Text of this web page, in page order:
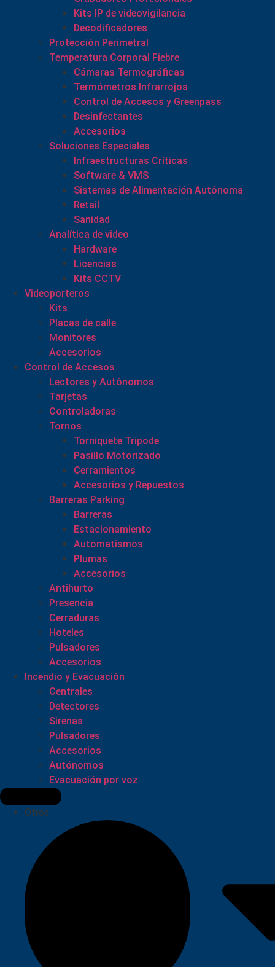
Kits IP de videovigilancia
Decodificadores
Protección Perimetral
Temperatura Corporal Fiebre
Cámaras Termográficas
Termómetros Infrarrojos
Control de Accesos y Greenpass
Desinfectantes
Accesorios
Soluciones Especiales
Infraestructuras Críticas
Software & VMS
Sistemas de Alimentación Autónoma
Retail
Sanidad
Analítica de video
Hardware
Licencias
Kits CCTV
Videoporteros
Kits
Placas de calle
Monitores
Accesorios
Control de Accesos
Lectores y Autónomos
Tarjetas
Controladoras
Tornos
Torniquete Tripode
Pasillo Motorizado
Cerramientos
Accesorios y Repuestos
Barreras Parking
Barreras
Estacionamiento
Automatismos
Plumas
Accesorios
Antihurto
Presencia
Cerraduras
Hoteles
Pulsadores
Accesorios
Incendio y Evacuación
Centrales
Detectores
Sirenas
Pulsadores
Accesorios
Autónomos
Evacuación por voz
Otros